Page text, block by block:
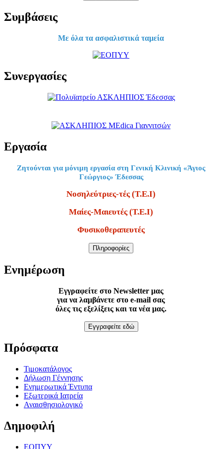
Συμβάσεις
Με όλα τα ασφαλιστικά ταμεία
Συνεργασίες
Εργασία
Ζητούνται για μόνιμη εργασία στη Γενική Κλινική «Άγιος
Γεώργιος» Έδεσσας
Νοσηλεύτριες-τές (Τ.Ε.Ι)
Μαίες-Μαιευτές (Τ.Ε.Ι)
Φυσικοθεραπευτές
Πληροφορίες
Ενημέρωση
Εγγραφείτε στο Newsletter μας
για να λαμβάνετε στο e-mail σας
όλες τις εξελίξεις και τα νέα μας.
Εγγραφείτε εδώ
Πρόσφατα
Τιμοκατάλογος
Δήλωση Γέννησης
Ενημερωτικά Έντυπα
Εξωτερικά Ιατρεία
Αναισθησιολογικό
Δημοφιλή
ΕΟΠΥΥ